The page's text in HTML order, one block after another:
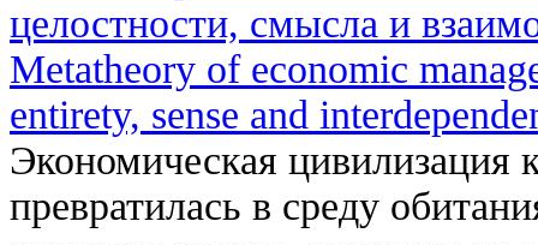
целостности, смысла и
Metatheory of economic
entirety, sense and
Экономическая цивилизация
превратилась в среду